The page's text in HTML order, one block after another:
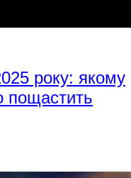
року: якому
пощастить